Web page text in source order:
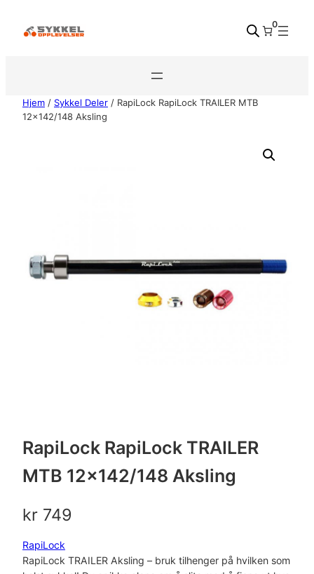
0
Hjem / Sykkel Deler / RapiLock RapiLock TRAILER MTB
12×142/148 Aksling
RapiLock RapiLock TRAILER
MTB 12×142/148 Aksling
kr 749
RapiLock
RapiLock TRAILER Aksling – bruk tilhenger på hvilken som